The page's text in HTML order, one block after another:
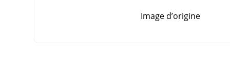
Image d’origine